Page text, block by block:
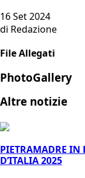
16 Set 2024
di Redazione
File Allegati
PhotoGallery
Altre notizie
PIETRAMADRE IN
D’ITALIA 2025